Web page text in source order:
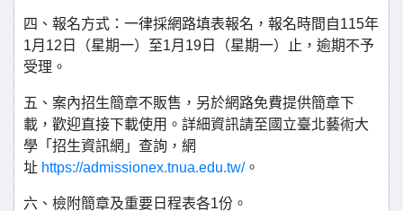
四、報名方式：一律採網路填表報名，報名時間自115年
1月12日（星期一）至1月19日（星期一）止，逾期不予
受理。
五、案內招生簡章不販售，另於網路免費提供簡章下
載，歡迎直接下載使用。詳細資訊請至國立臺北藝術大
學「招生資訊網」查詢，網
址 https://admissionex.tnua.edu.tw/。
六、檢附簡章及重要日程表各1份。